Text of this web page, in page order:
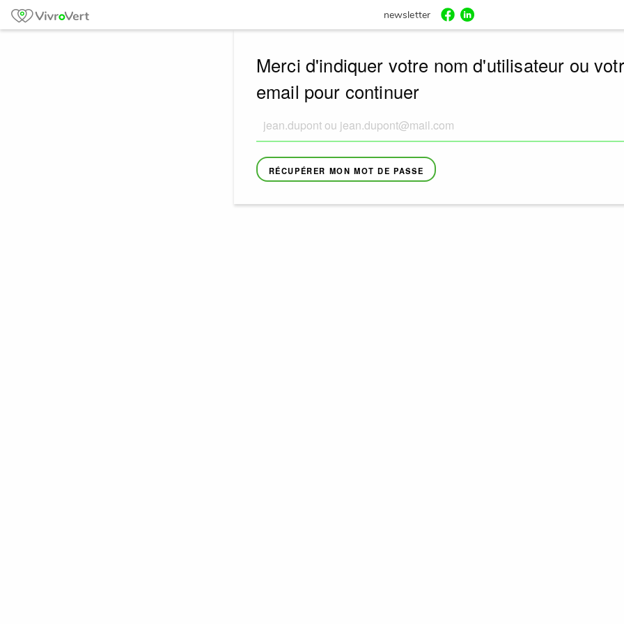
newsletter
Merci d'indiquer votre nom d'utilisateur ou
email pour continuer
RÉCUPÉRER MON MOT DE PASSE